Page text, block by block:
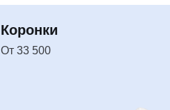
Коронки
От 33 500